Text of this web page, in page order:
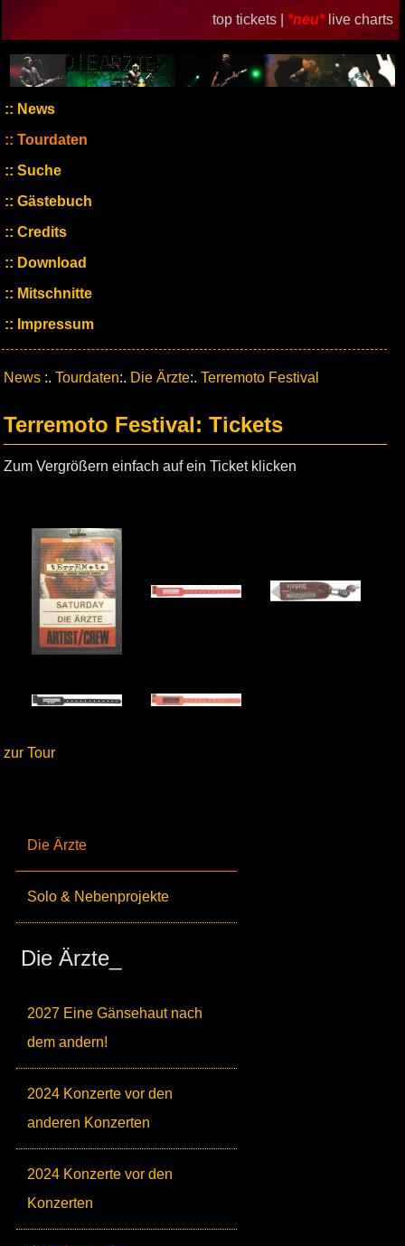
top tickets | *neu* live charts
News
Tourdaten
Suche
Gästebuch
Credits
Download
Mitschnitte
Impressum
Die Ärzte
Solo & Nebenprojekte
Die Ärzte_
2027 Eine Gänsehaut nach
dem andern!
2024 Konzerte vor den
anderen Konzerten
2024 Konzerte vor den
Konzerten
News :. Tourdaten:. Die Ärzte:. Terremoto Festival
Terremoto Festival: Tickets
Zum Vergrößern einfach auf ein Ticket klicken
zur Tour